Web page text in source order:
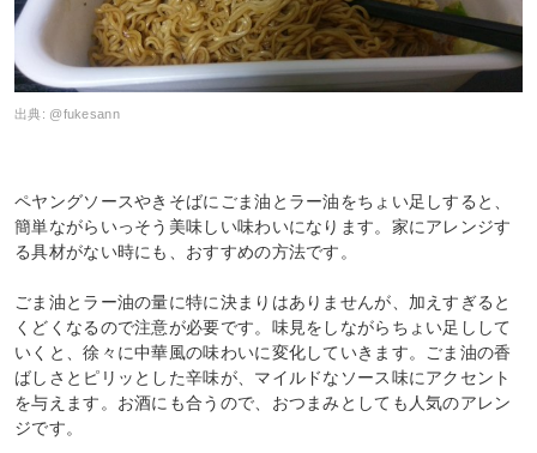
出典: @fukesann
ペヤングソースやきそばにごま油とラー油をちょい足しすると、
簡単ながらいっそう美味しい味わいになります。家にアレンジす
る具材がない時にも、おすすめの方法です。
ごま油とラー油の量に特に決まりはありませんが、加えすぎると
くどくなるので注意が必要です。味見をしながらちょい足しして
いくと、徐々に中華風の味わいに変化していきます。ごま油の香
ばしさとピリッとした辛味が、マイルドなソース味にアクセント
を与えます。お酒にも合うので、おつまみとしても人気のアレン
ジです。